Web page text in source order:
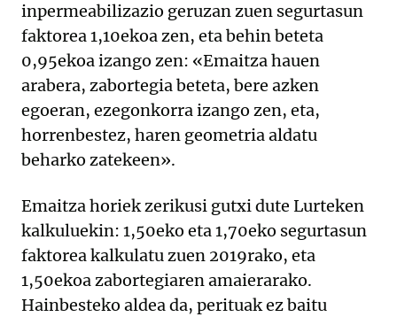
inpermeabilizazio geruzan zuen segurtasun
faktorea 1,10ekoa zen, eta behin beteta
0,95ekoa izango zen: «Emaitza hauen
arabera, zabortegia beteta, bere azken
egoeran, ezegonkorra izango zen, eta,
horrenbestez, haren geometria aldatu
beharko zatekeen».
Emaitza horiek zerikusi gutxi dute Lurteken
kalkuluekin: 1,50eko eta 1,70eko segurtasun
faktorea kalkulatu zuen 2019rako, eta
1,50ekoa zabortegiaren amaierarako.
Hainbesteko aldea da, perituak ez baitu